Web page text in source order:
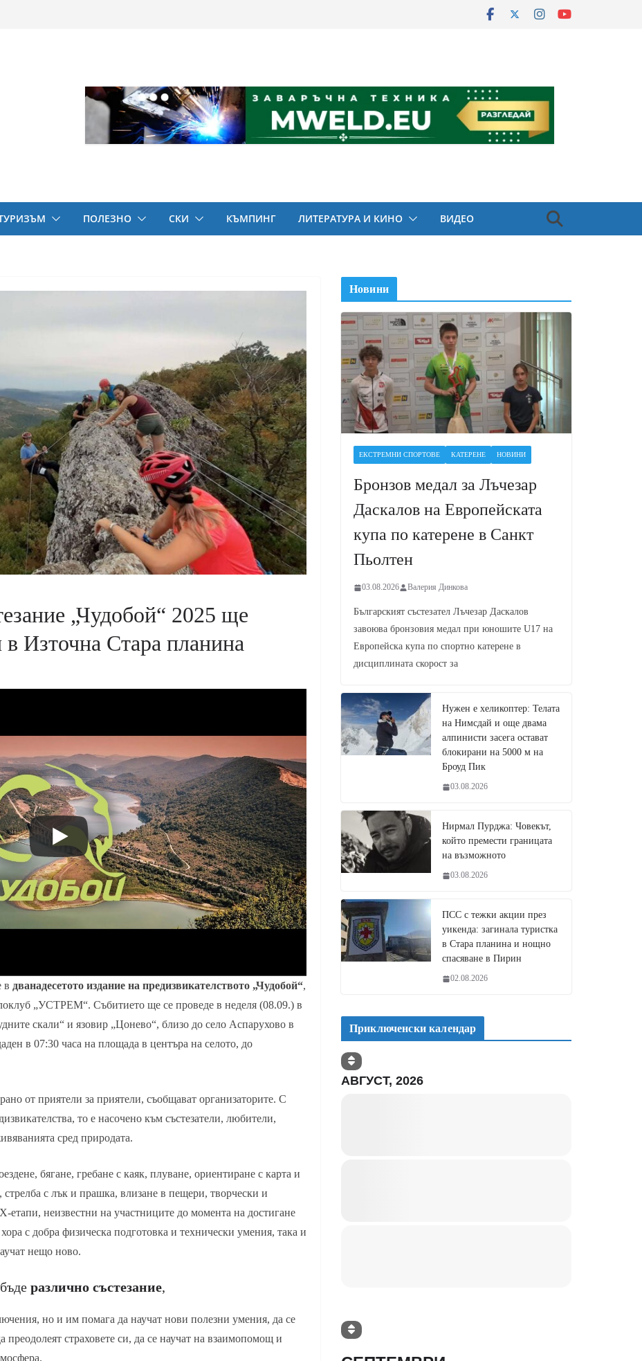
ПОЛЕЗНО СКИ КЪМПИНГ ЛИТЕРАТУРА И КИНО ВИДЕО
„Чудобой“ 2025 ще
Източна Стара планина
в дванадесетото издание на предизвикателството „Чудобой“,
„УСТРЕМ“. Събитието ще се проведе в неделя (08.09.) в
скали“ и язовир „Цонево“, близо до село Аспарухово в
в 07:30 часа на площада в центъра на селото, до
от приятели за приятели, съобщават организаторите. С
то е насочено към състезатели, любители,
сред природата.
бягане, гребане с каяк, плуване, ориентиране с карта и
с лък и прашка, влизане в пещери, творчески и
етапи, неизвестни на участниците до момента на достигане
с добра физическа подготовка и технически умения, така и
нещо ново.
различно състезание,
но и им помага да научат нови полезни умения, да се
преодолеят страховете си, да се научат на взаимопомощ и
Новини
ЕКСТРЕМНИ СПОРТОВЕ КАТЕРЕНЕ НОВИНИ
Бронзов медал за Лъчезар
Даскалов на Европейската
купа по катерене в Санкт
Пьолтен
03.08.2026 Валерия Динкова
Българският състезател Лъчезар Даскалов
завоюва бронзовия медал при юношите U17 на
Европейска купа по спортно катерене в
дисциплината скорост за
Нужен е хеликоптер: Телата
на Нимсдай и още двама
алпинисти засега остават
блокирани на 5000 м на
Броуд Пик
03.08.2026
Нирмал Пурджа: Човекът,
който премести границата
на възможното
03.08.2026
ПСС с тежки акции през
уикенда: загинала туристка
в Стара планина и нощно
спасяване в Пирин
02.08.2026
Приключенски календар
АВГУСТ, 2026